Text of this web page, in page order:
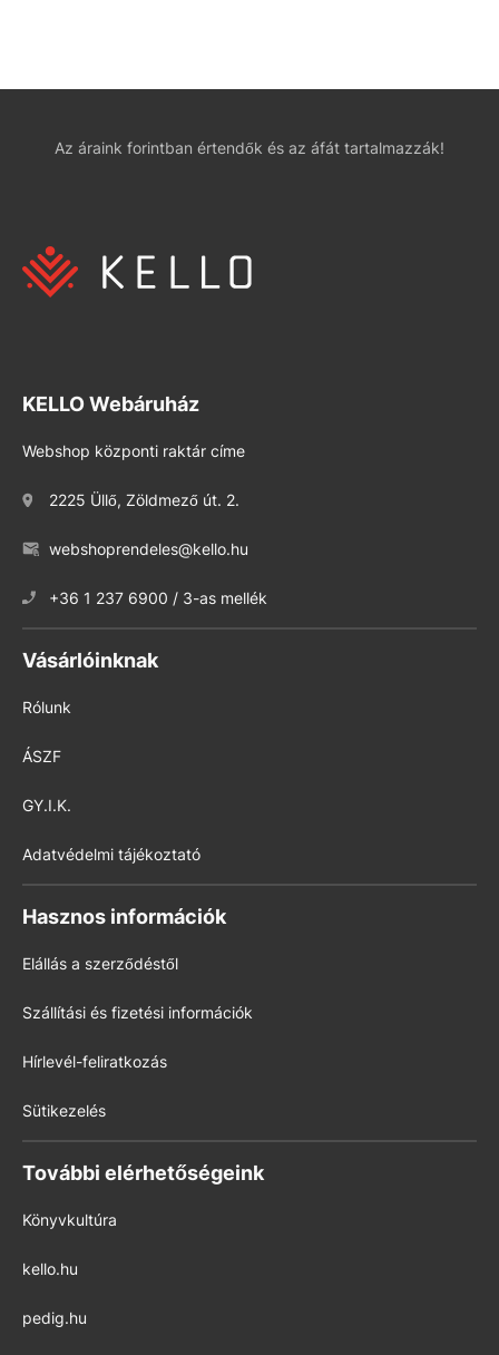
Az áraink forintban értendők és az áfát tartalmazzák!
KELLO Webáruház
Webshop központi raktár címe
2225 Üllő, Zöldmező út. 2.
webshoprendeles@kello.hu
+36 1 237 6900 / 3-as mellék
Vásárlóinknak
Rólunk
ÁSZF
GY.I.K.
Adatvédelmi tájékoztató
Hasznos információk
Elállás a szerződéstől
Szállítási és fizetési információk
Hírlevél-feliratkozás
Sütikezelés
További elérhetőségeink
Könyvkultúra
kello.hu
pedig.hu